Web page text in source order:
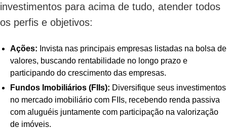
investimentos para acima de tudo, atender todos
os perfis e objetivos:
Ações: Invista nas principais empresas listadas na bolsa de
valores, buscando rentabilidade no longo prazo e
participando do crescimento das empresas.
Fundos Imobiliários (FIIs): Diversifique seus investimentos
no mercado imobiliário com FIIs, recebendo renda passiva
com aluguéis juntamente com participação na valorização
de imóveis.